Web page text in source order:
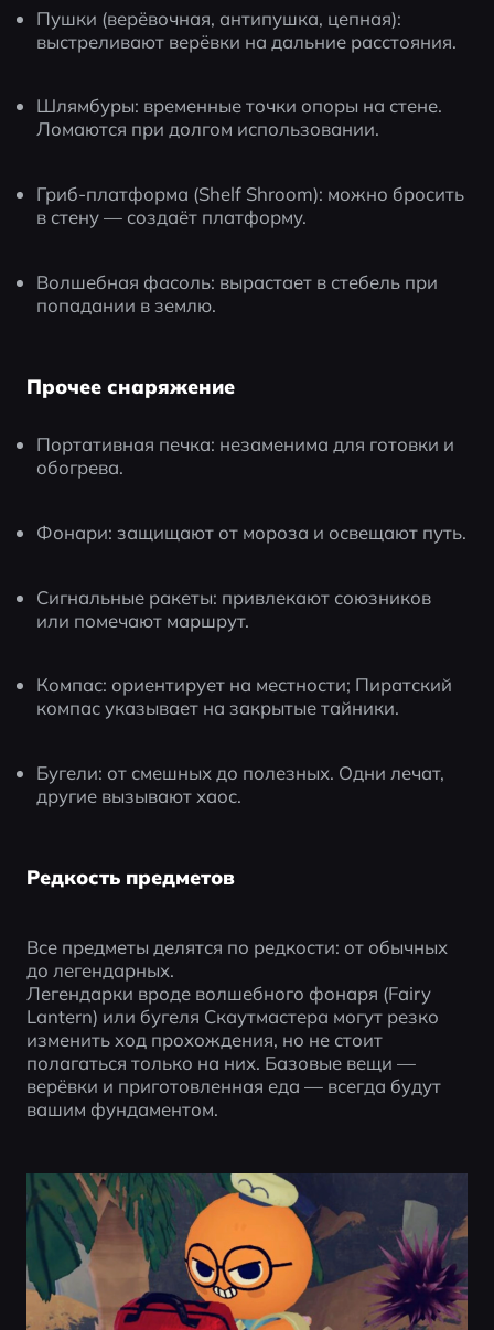
Пушки (верёвочная, антипушка, цепная):
выстреливают верёвки на дальние расстояния.
Шлямбуры: временные точки опоры на стене.
Ломаются при долгом использовании.
Гриб-платформа (Shelf Shroom): можно бросить
в стену — создаёт платформу.
Волшебная фасоль: вырастает в стебель при
попадании в землю.
Прочее снаряжение
Портативная печка: незаменима для готовки и
обогрева.
Фонари: защищают от мороза и освещают путь.
Сигнальные ракеты: привлекают союзников
или помечают маршрут.
Компас: ориентирует на местности; Пиратский
компас указывает на закрытые тайники.
Бугели: от смешных до полезных. Одни лечат,
другие вызывают хаос.
Редкость предметов
Все предметы делятся по редкости: от обычных
до легендарных.
Легендарки вроде волшебного фонаря (Fairy
Lantern) или бугеля Скаутмастера могут резко
изменить ход прохождения, но не стоит
полагаться только на них. Базовые вещи —
верёвки и приготовленная еда — всегда будут
вашим фундаментом.